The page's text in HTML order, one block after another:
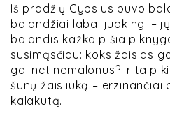
Iš pradžių Cypsius buvo
balandžiai labai juokingi –
balandis kažkaip šiaip
susimąsčiau: koks žaislas
gal net nemalonus? Ir taip
šunų žaisliuką – erzinančiai
kalakutą.